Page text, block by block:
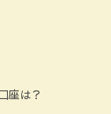
座は？